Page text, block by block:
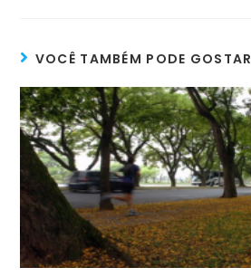
VOCÊ TAMBÉM PODE GOSTAR